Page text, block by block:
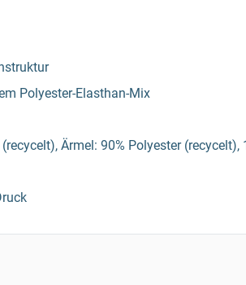
Polyester-Elasthan-Mix
Ärmel: 90% Polyester (recycelt),